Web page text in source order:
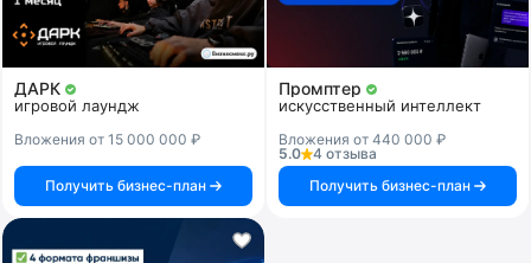
ДАРК
игровой лаундж
Вложения от 15 000 000 ₽
Получить бизнес-план
Промптер
искусственный интеллект
Вложения от 440 000 ₽
5.0
4 отзыва
Получить бизнес-план